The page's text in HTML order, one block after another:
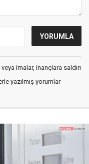
imalar, inançlara saldırı
yazılmış yorumlar